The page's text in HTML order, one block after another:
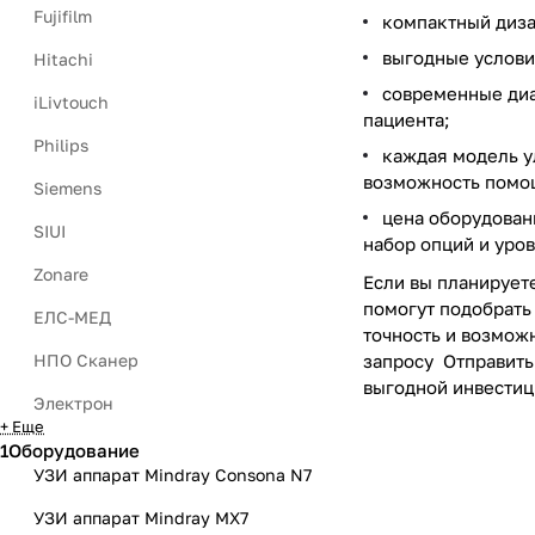
компактный
выгодные
современные
пациента;
каждая модель
возможность
цена
набор опций и
Если вы
помогут
точность и
запросу
выгодной
Fujifilm
Hitachi
iLivtouch
Philips
Siemens
SIUI
Zonare
ЕЛС-МЕД
НПО Сканер
Электрон
+ Еще
1Оборудование
УЗИ аппарат Mindray Consona N7
УЗИ аппарат Mindray MX7